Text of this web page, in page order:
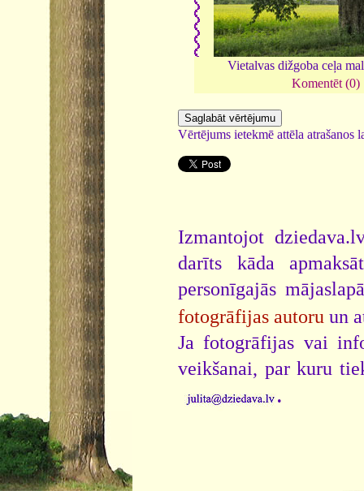
Vietalvas dižgoba ceļa
Komentēt (0)
Vērtējums ietekmē attēla atrašanos
Izmantojot
darīts kāda
personīgajās
fotogrāfijas autoru un
Ja fotogrāfijas vai
veikšanai, par kuru
.